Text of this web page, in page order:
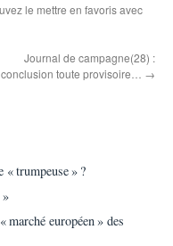
le mettre en favoris avec
Journal de campagne(28) :
conclusion toute provisoire… →
trumpeuse » ?
européen » des